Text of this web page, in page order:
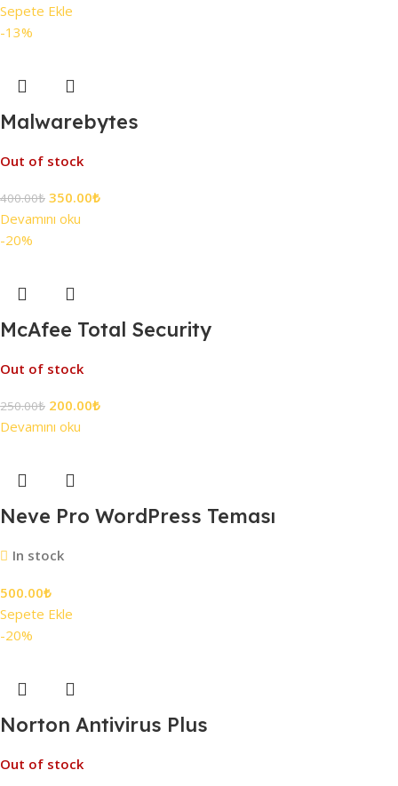
Sepete Ekle
-13%
Malwarebytes
Out of stock
400.00₺ 350.00₺
Devamını oku
-20%
McAfee Total Security
Out of stock
250.00₺ 200.00₺
Devamını oku
Neve Pro WordPress Teması
In stock
500.00₺
Sepete Ekle
-20%
Norton Antivirus Plus
Out of stock